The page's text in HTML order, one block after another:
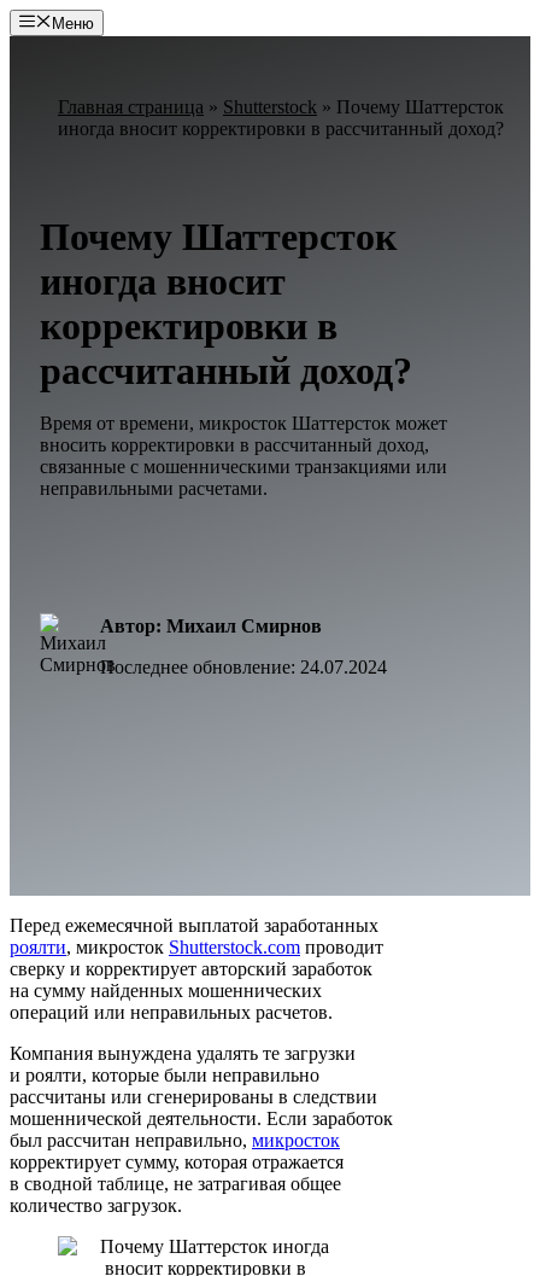
Перейти
к
Меню
Главная страница » Shutterstock » Почему Шаттерсток
иногда вносит корректировки в рассчитанный доход?
Почему Шаттерсток
иногда вносит
корректировки в
рассчитанный доход?
Время от времени, микросток Шаттерсток может
вносить корректировки в рассчитанный доход,
связанные с мошенническими транзакциями или
неправильными расчетами.
Автор: Михаил Смирнов
Последнее обновление: 24.07.2024
Перед ежемесячной выплатой заработанных
роялти, микросток Shutterstock.com проводит
сверку и корректирует авторский заработок
на сумму найденных мошеннических
операций или неправильных расчетов.
Компания вынуждена удалять те загрузки
и роялти, которые были неправильно
рассчитаны или сгенерированы в следствии
мошеннической деятельности. Если заработок
был рассчитан неправильно, микросток
корректирует сумму, которая отражается
в сводной таблице, не затрагивая общее
количество загрузок.